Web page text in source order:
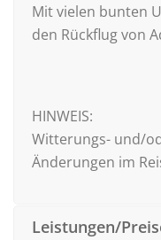
Mit vielen bunten
den Rückflug von
HINWEIS:
Witterungs- und/
Änderungen im
Leistungen/